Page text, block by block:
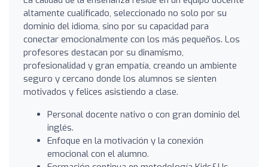
altamente cualificado, seleccionado no solo por su
dominio del idioma, sino por su capacidad para
conectar emocionalmente con los más pequeños. Los
profesores destacan por su dinamismo,
profesionalidad y gran empatía, creando un ambiente
seguro y cercano donde los alumnos se sienten
motivados y felices asistiendo a clase.
Personal docente nativo o con gran dominio del
inglés.
Enfoque en la motivación y la conexión
emocional con el alumno.